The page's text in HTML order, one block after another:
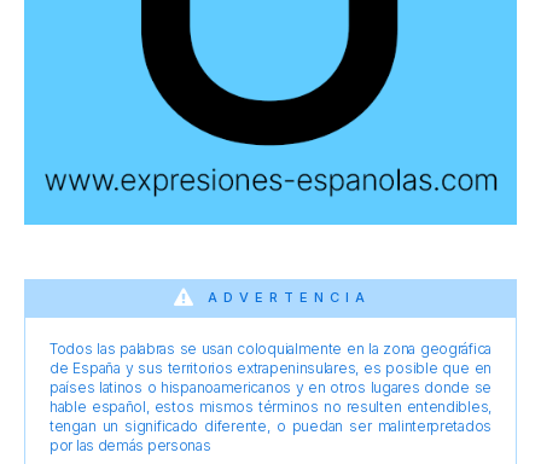
ADVERTENCIA
Todos las palabras se usan coloquialmente en la zona geográfica
de España y sus territorios extrapeninsulares, es posible que en
países latinos o hispanoamericanos y en otros lugares donde se
hable español, estos mismos términos no resulten entendibles,
tengan un significado diferente, o puedan ser malinterpretados
por las demás personas